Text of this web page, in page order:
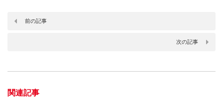
前の記事
次の記事
関連記事